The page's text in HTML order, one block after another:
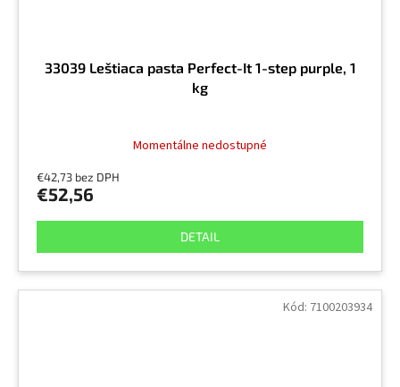
33039 Leštiaca pasta Perfect-It 1-step purple, 1
kg
Momentálne nedostupné
€42,73 bez DPH
€52,56
DETAIL
Kód: 7100203934